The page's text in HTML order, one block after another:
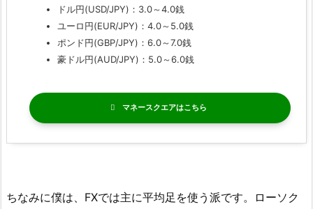
ドル円(USD/JPY)：3.0～4.0銭
ユーロ円(EUR/JPY)：4.0～5.0銭
ポンド円(GBP/JPY)：6.0～7.0銭
豪ドル円(AUD/JPY)：5.0～6.0銭
マネースクエア
ちなみに僕は、FXでは主に平均足を使う派です。ローソク